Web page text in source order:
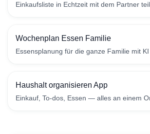
Einkaufsliste in Echtzeit mit dem Partner
Wochenplan Essen Familie
Essensplanung für die ganze Familie mit KI
Haushalt organisieren App
Einkauf, To-dos, Essen — alles an einem